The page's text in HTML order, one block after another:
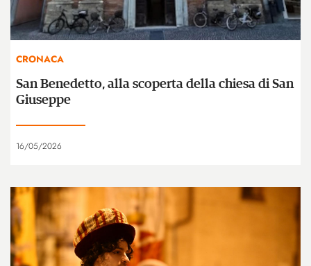
CRONACA
San Benedetto, alla scoperta della chiesa di San
Giuseppe
16/05/2026